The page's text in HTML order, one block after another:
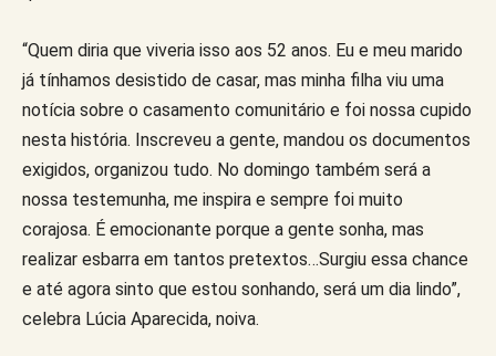
“Quem diria que viveria isso aos 52 anos. Eu e meu marido
já tínhamos desistido de casar, mas minha filha viu uma
notícia sobre o casamento comunitário e foi nossa cupido
nesta história. Inscreveu a gente, mandou os documentos
exigidos, organizou tudo. No domingo também será a
nossa testemunha, me inspira e sempre foi muito
corajosa. É emocionante porque a gente sonha, mas
realizar esbarra em tantos pretextos…Surgiu essa chance
e até agora sinto que estou sonhando, será um dia lindo”,
celebra Lúcia Aparecida, noiva.